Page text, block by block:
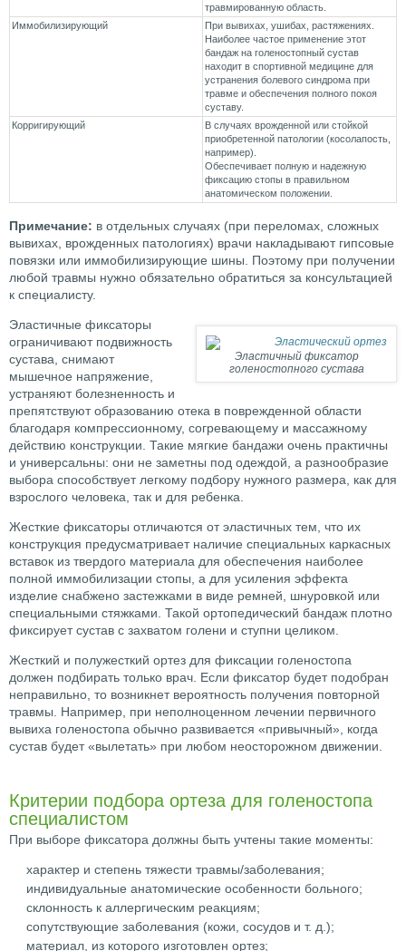
травмированную область.
Иммобилизирующий
При вывихах, ушибах, растяжениях.
Наиболее частое применение этот
бандаж на голеностопный сустав
находит в спортивной медицине для
устранения болевого синдрома при
травме и обеспечения полного покоя
суставу.
Корригирующий
В случаях врожденной или стойкой
приобретенной патологии (косолапость,
например).
Обеспечивает полную и надежную
фиксацию стопы в правильном
анатомическом положении.
Примечание: в отдельных случаях (при переломах, сложных
вывихах, врожденных патологиях) врачи накладывают гипсовые
повязки или иммобилизирующие шины. Поэтому при получении
любой травмы нужно обязательно обратиться за консультацией
к специалисту.
Эластичный фиксатор
голеностопного сустава
Эластичные фиксаторы
ограничивают подвижность
сустава, снимают
мышечное напряжение,
устраняют болезненность и
препятствуют образованию отека в поврежденной области
благодаря компрессионному, согревающему и массажному
действию конструкции. Такие мягкие бандажи очень практичны
и универсальны: они не заметны под одеждой, а разнообразие
выбора способствует легкому подбору нужного размера, как для
взрослого человека, так и для ребенка.
Жесткие фиксаторы отличаются от эластичных тем, что их
конструкция предусматривает наличие специальных каркасных
вставок из твердого материала для обеспечения наиболее
полной иммобилизации стопы, а для усиления эффекта
изделие снабжено застежками в виде ремней, шнуровкой или
специальными стяжками. Такой ортопедический бандаж плотно
фиксирует сустав с захватом голени и ступни целиком.
Жесткий и полужесткий ортез для фиксации голеностопа
должен подбирать только врач. Если фиксатор будет подобран
неправильно, то возникнет вероятность получения повторной
травмы. Например, при неполноценном лечении первичного
вывиха голеностопа обычно развивается «привычный», когда
сустав будет «вылетать» при любом неосторожном движении.
Критерии подбора ортеза для голеностопа
специалистом
При выборе фиксатора должны быть учтены такие моменты:
характер и степень тяжести травмы/заболевания;
индивидуальные анатомические особенности больного;
склонность к аллергическим реакциям;
сопутствующие заболевания (кожи, сосудов и т. д.);
материал, из которого изготовлен ортез;